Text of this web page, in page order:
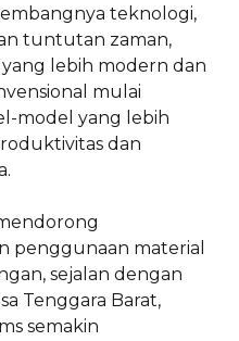
teknologi,
tuntutan zaman,
lebih modern dan
mulai
model yang lebih
dan
penggunaan material
sejalan dengan
Tenggara Barat,
semakin